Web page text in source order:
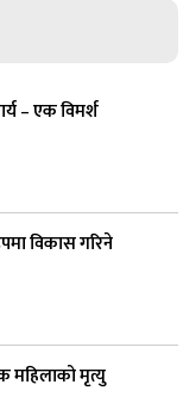
– एक विमर्श
विकास गरिने
महिलाको मृत्यु